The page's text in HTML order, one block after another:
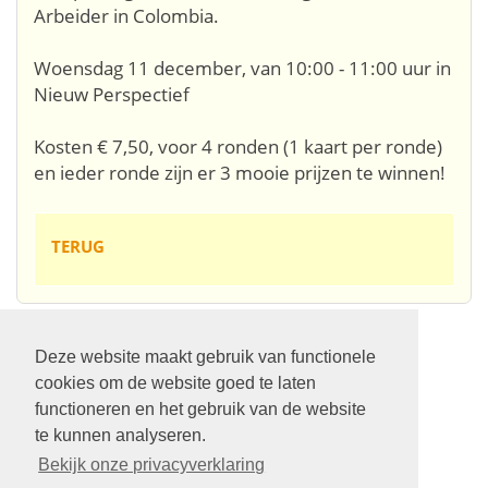
Deze website maakt gebruik van functionele
cookies om de website goed te laten
functioneren en het gebruik van de website
te kunnen analyseren.
Bekijk onze privacyverklaring
Arbeider in Colombia.
Woensdag 11 december, van 10:00 - 11:00 uur in
Nieuw Perspectief
Kosten € 7,50, voor 4 ronden (1 kaart per ronde)
en ieder ronde zijn er 3 mooie prijzen te winnen!
TERUG
Volg ons op: